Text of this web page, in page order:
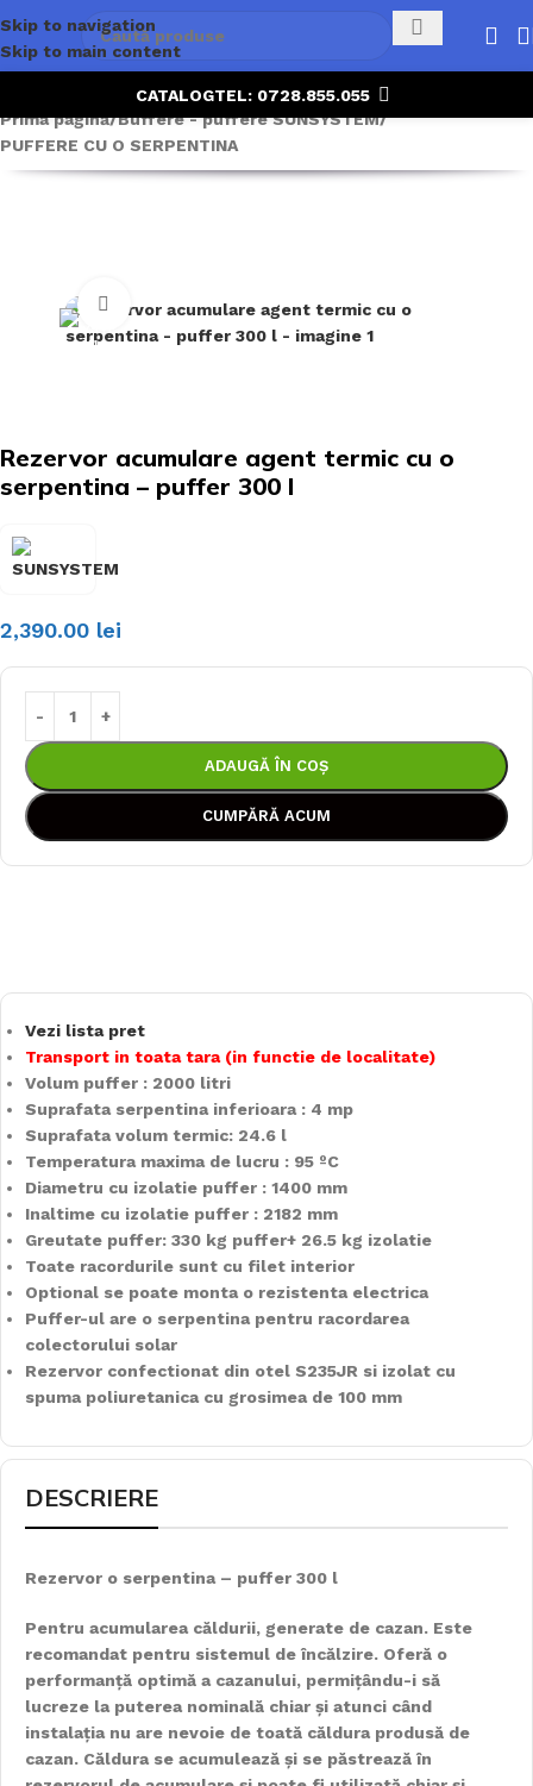
Skip to navigation
Skip to main content
CATALOGTEL: 0728.855.055
Prima pagină/Buffere - puffere SUNSYSTEM/
PUFFERE CU O SERPENTINA
Click to enlarge
Rezervor acumulare agent termic cu o
serpentina – puffer 300 l
2,390.00 lei
ADAUGĂ ÎN COȘ
CUMPĂRĂ ACUM
Vezi lista pret
Transport in toata tara (in functie de localitate)
Volum puffer : 2000 litri
Suprafata serpentina inferioara : 4 mp
Suprafata volum termic: 24.6 l
Temperatura maxima de lucru : 95 ºC
Diametru cu izolatie puffer : 1400 mm
Inaltime cu izolatie puffer : 2182 mm
Greutate puffer: 330 kg puffer+ 26.5 kg izolatie
Toate racordurile sunt cu filet interior
Optional se poate monta o rezistenta electrica
Puffer-ul are o serpentina pentru racordarea
colectorului solar
Rezervor confectionat din otel S235JR si izolat cu
spuma poliuretanica cu grosimea de 100 mm
DESCRIERE
Rezervor o serpentina – puffer 300 l
Pentru acumularea căldurii, generate de cazan. Este
recomandat pentru sistemul de încălzire. Oferă o
performanță optimă a cazanului, permițându-i să
lucreze la puterea nominală chiar și atunci când
instalația nu are nevoie de toată căldura produsă de
cazan. Căldura se acumulează și se păstrează în